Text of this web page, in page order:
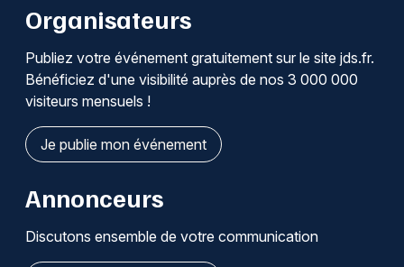
Organisateurs
Publiez votre événement gratuitement sur le site jds.fr.
Bénéficiez d'une visibilité auprès de nos 3 000 000
visiteurs mensuels !
Je publie mon événement
Annonceurs
Discutons ensemble de votre communication